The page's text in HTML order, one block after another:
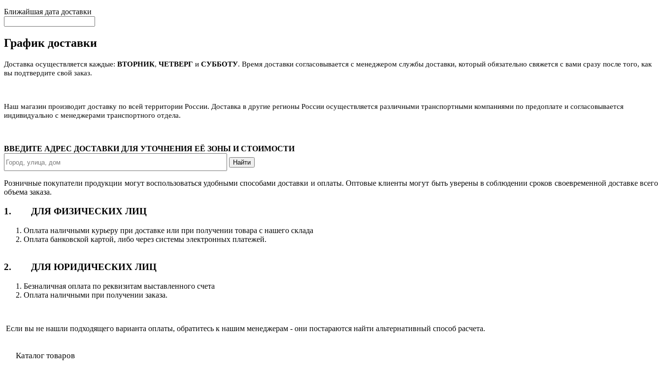
Ближайшая дата доставки
График доставки
Доставка осуществляется каждые: ВТОРНИК, ЧЕТВЕРГ и СУББОТУ. Время доставки согласовывается с менеджером службы доставки, который обязательно свяжется с вами сразу после того, как
вы подтвердите свой заказ.
Наш магазин производит доставку по всей территории России. Доставка в другие регионы России осуществляется различными транспортными компаниями по предоплате и согласовывается
индивидуально с менеджерами транспортного отдела.
ВВЕДИТЕ АДРЕС ДОСТАВКИ ДЛЯ УТОЧНЕНИЯ ЕЁ ЗОНЫ И СТОИМОСТИ
Розничные покупатели продукции могут воспользоваться удобными способами доставки и оплаты. Оптовые клиенты могут быть уверены в соблюдении сроков своевременной доставке всего
объема заказа.
1. ДЛЯ ФИЗИЧЕСКИХ ЛИЦ
Оплата наличными курьеру при доставке или при получении товара с нашего склада
Оплата банковской картой, либо через системы электронных платежей.
2. ДЛЯ ЮРИДИЧЕСКИХ ЛИЦ
Безналичная оплата по реквизитам выставленного счета
Оплата наличными при получении заказа.
Если вы не нашли подходящего варианта оплаты, обратитесь к нашим менеджерам - они постараются найти альтернативный способ расчета.
Каталог товаров